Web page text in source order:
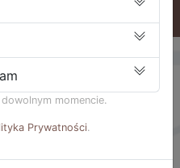
momencie.
Prywatności.